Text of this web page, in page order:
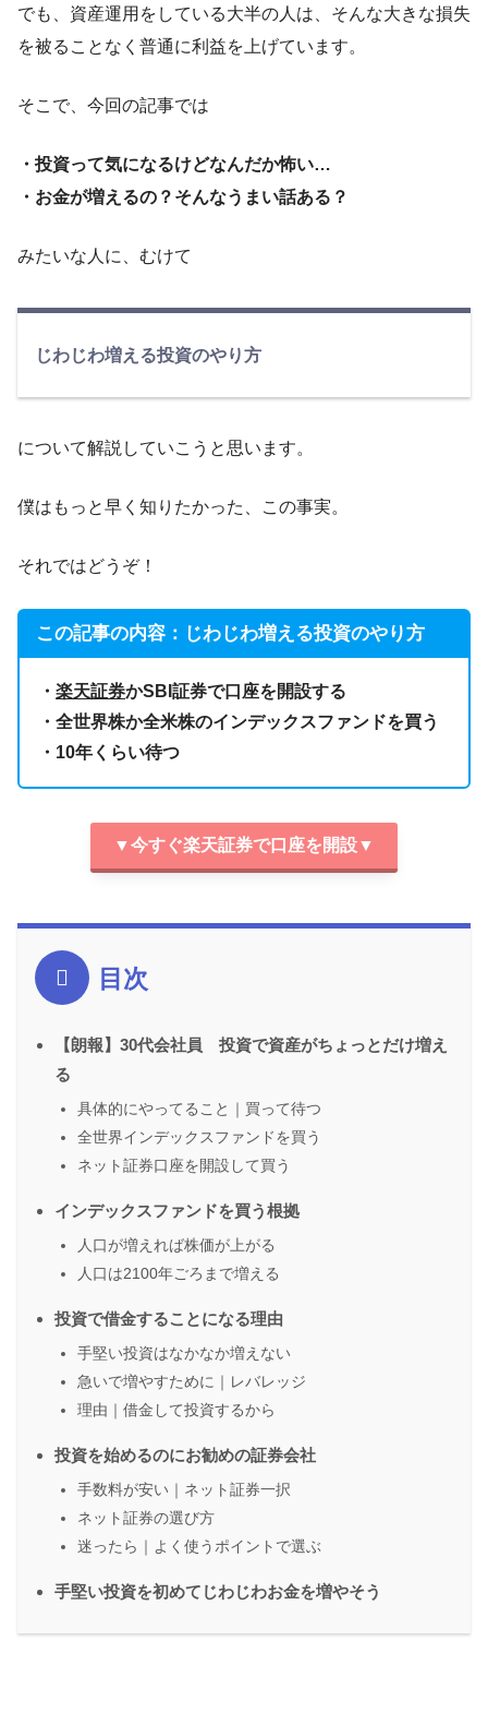
でも、資産運用をしている大半の人は、そんな大きな損失
を被ることなく普通に利益を上げています。
そこで、今回の記事では
・投資って気になるけどなんだか怖い…
・お金が増えるの？そんなうまい話ある？
みたいな人に、むけて
じわじわ増える投資のやり方
について解説していこうと思います。
僕はもっと早く知りたかった、この事実。
それではどうぞ！
この記事の内容：じわじわ増える投資のやり方
・楽天証券かSBI証券で口座を開設する
・全世界株か全米株のインデックスファンドを買う
・10年くらい待つ
▼今すぐ楽天証券で口座を開設▼
目次
【朗報】30代会社員 投資で資産がちょっとだけ増え
る
具体的にやってること｜買って待つ
全世界インデックスファンドを買う
ネット証券口座を開設して買う
インデックスファンドを買う根拠
人口が増えれば株価が上がる
人口は2100年ごろまで増える
投資で借金することになる理由
手堅い投資はなかなか増えない
急いで増やすために｜レバレッジ
理由｜借金して投資するから
投資を始めるのにお勧めの証券会社
手数料が安い｜ネット証券一択
ネット証券の選び方
迷ったら｜よく使うポイントで選ぶ
手堅い投資を初めてじわじわお金を増やそう